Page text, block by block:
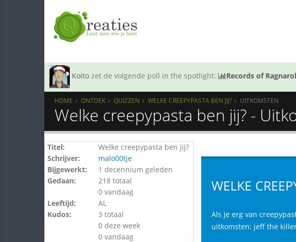
Koito zet de volgende poll in the spotlight: Records of
HOME ONTDEK QUIZZEN WELKE CREEPYPASTA BEN JIJ? UITKOMSTEN
Welke creepypasta ben jij? -
Titel:
Welke creepypasta ben jij?
Schrijver:
malo00tje
Bijgewerkt:
1 decennium geleden
Gedaan:
218 totaal
0 vandaag
Leeftijd:
AL
Kudos:
3 totaal
0 deze week
0 vandaag
WELKE
Als je erg van
uitkomsten: jeff the